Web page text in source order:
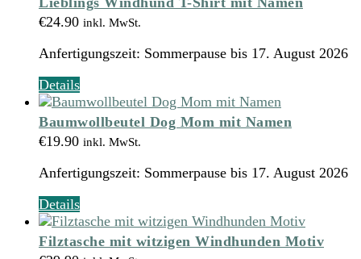
auf
der
gewählt
€24.90 inkl. MwSt.
Anfertigungszeit: Sommerpause bis 17. August 2026
DetailsDieses
Produkt
weist
mehrere
Varianten
auf.
Die
können
auf
der
Baumwollbeutel Dog Mom mit Namen
€19.90 inkl. MwSt.
Anfertigungszeit: Sommerpause bis 17. August 2026
Details
Filztasche mit witzigen Windhunden Motiv